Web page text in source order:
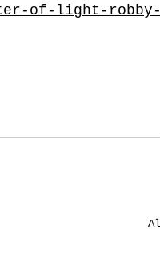
of-light-robby-